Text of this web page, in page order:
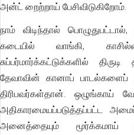
அன்ட் றைற்றாய் பேசிவிடுகிறோம்.
நாம் விடிந்தால்
கடையில் வாங்கி,
சுப்பர்மார்க்கட்டுக்களில்
தேவாவின் கானாப் பாடல்களைப்
திரிபவர்கள்தான். ஒழுங்காய்
அதிகாரமையப்படுத்தப்பட்ட
அனைத்தையும் மூர்க்கமாய்